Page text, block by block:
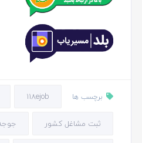
برچسب ها 118ejob
ثبت مشاغل کشور